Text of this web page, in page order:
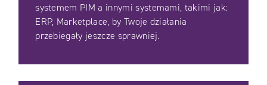
systemem PIM a innymi systemami, takimi jak:
ERP, Marketplace, by Twoje działania
przebiegały jeszcze sprawniej.